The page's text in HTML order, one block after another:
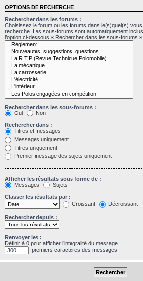
OPTIONS DE RECHERCHE
Rechercher dans les forums :
Choisissez le forum ou les forums dans le(s)quel(s)
recherche. Les sous-forums sont automatiquement
l’option ci-dessous « Rechercher dans les sous-forums ».
Rechercher dans les sous-forums :
Oui
Non
Rechercher dans :
Titres et messages
Messages uniquement
Titres uniquement
Premier message des sujets uniquement
Afficher les résultats sous forme de :
Messages
Sujets
Classer les résultats par :
Croissant
Décroissant
Rechercher depuis :
Renvoyer les :
Définir à 0 pour afficher l’intégralité du message.
premiers caractères des messages